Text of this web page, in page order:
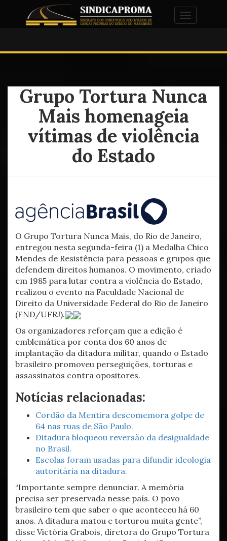
Alternar
Grupo Tortura Nunca
Mais homenageia
vítimas de violência
do Estado
O Grupo Tortura Nunca Mais, do Rio de Janeiro,
entregou nesta segunda-feira (1) a Medalha Chico
Mendes de Resistência para pessoas e grupos que
defendem direitos humanos. O movimento, criado
em 1985 para lutar contra a violência do Estado,
realizou o evento na Faculdade Nacional de
Direito da Universidade Federal do Rio de Janeiro
(FND/UFRJ).
Os organizadores reforçam que a edição é
emblemática por conta dos 60 anos de
implantação da ditadura militar, quando o Estado
brasileiro promoveu perseguições, torturas e
assassinatos contra opositores.
Notícias relacionadas:
Cordão da Mentira descomemora golpe de
64 nas ruas de São Paulo.
Ditadura bloqueou reversão da desigualdade
no Brasil.
Escolas foram usadas para difundir ideologia
autoritária na ditadura.
“Importante sempre denunciar. A memória
precisa ser preservada nesse país. O povo
brasileiro tem que saber o que aconteceu há 60
anos. A ditadura matou e torturou muita gente”,
disse Victória Grabois, diretora do Grupo Tortura